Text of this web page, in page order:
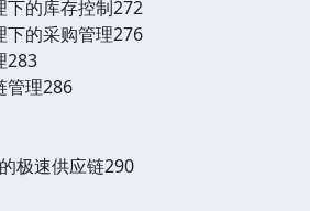
的库存控制272
的采购管理276
283
理286
极速供应链290